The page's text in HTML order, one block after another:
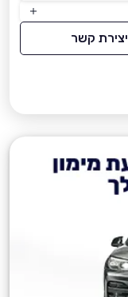
יצירת קשר